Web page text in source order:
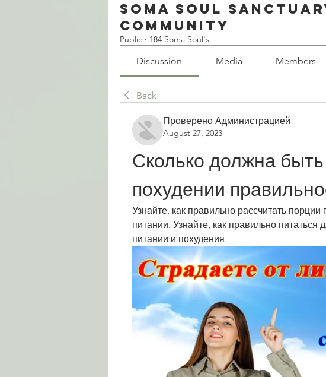
Soma Soul
Community
Public · 184 Soma Soul's
Discussion Media Members
Back
Проверено Администрацией
August 27, 2023
Сколько должна
похудении
Узнайте, как правильно рассчитать
питании. Узнайте, как правильно питаться
питании и похудения.